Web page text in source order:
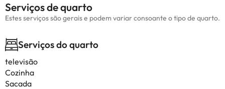
Serviços de quarto
Estes serviços são gerais e podem variar consoante o tipo de quarto.
Serviços do quarto
televisão
Cozinha
Sacada